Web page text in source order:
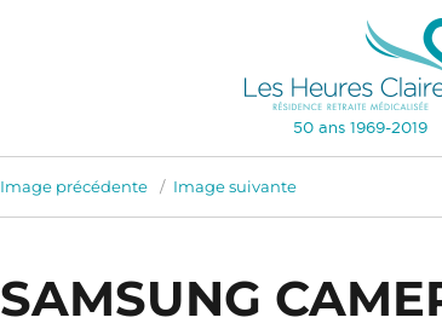
50 ans 1969-2019
Image précédente Image suivante
SAMSUNG